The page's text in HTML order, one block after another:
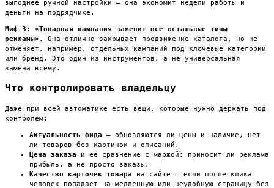
выгоднее ручной настройки — она экономит недели работы и
деньги на подрядчике.
Миф 3: «Товарная кампания заменит все остальные типы
рекламы».
Она отлично закрывает продвижение каталога, но не
отменяет, например, отдельных кампаний под ключевые категории
или бренд. Это один из инструментов, а не универсальная
замена всему.
Что контролировать владельцу
Даже при всей автоматике есть вещи, которые нужно держать под
контролем:
Актуальность фида — обновляются ли цены и наличие, нет
ли товаров без картинок и описаний.
Цена заказа и её сравнение с маржой: приносит ли реклама
прибыль, а не просто заказы.
Качество карточек товара на сайте — если после клика
человек попадает на медленную или неудобную страницу без